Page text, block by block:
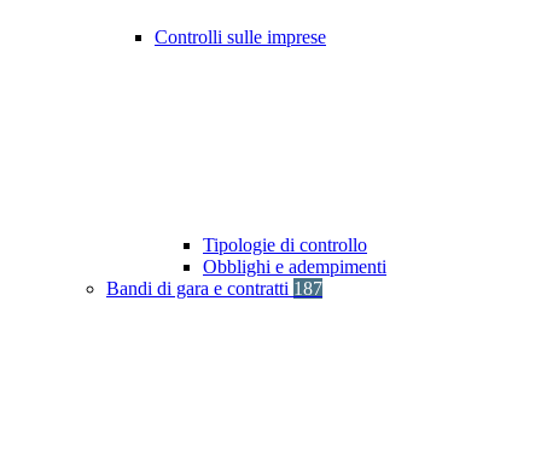
Controlli sulle imprese
Tipologie di controllo
Obblighi e adempimenti
Bandi di gara e contratti 187